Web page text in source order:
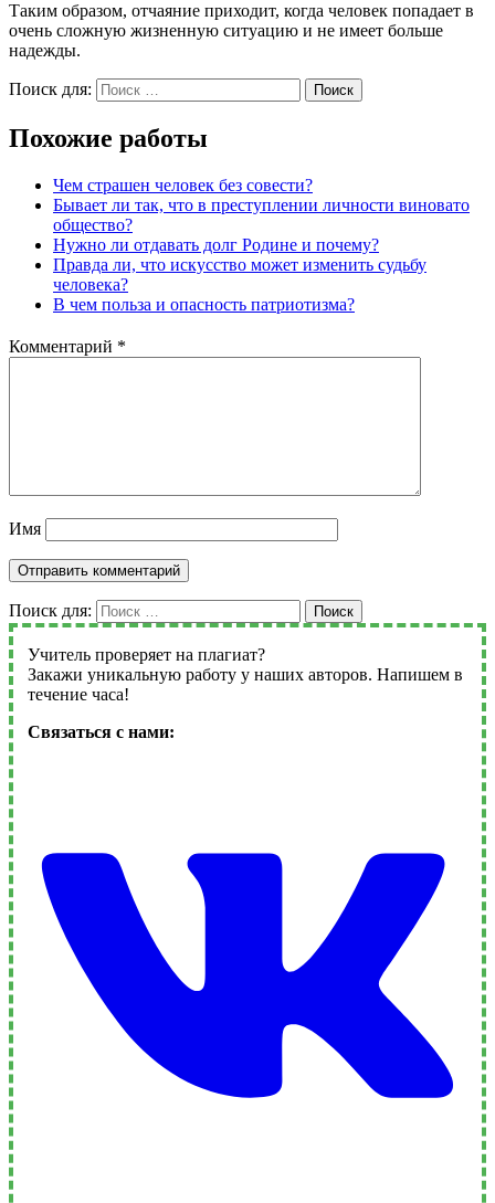
Таким образом, отчаяние приходит, когда человек попадает в
очень сложную жизненную ситуацию и не имеет больше
надежды.
Поиск для: Поиск
Похожие работы
Чем страшен человек без совести?
Бывает ли так, что в преступлении личности виновато
общество?
Нужно ли отдавать долг Родине и почему?
Правда ли, что искусство может изменить судьбу
человека?
В чем польза и опасность патриотизма?
Комментарий *
Имя
Поиск для: Поиск
Учитель проверяет на плагиат?
Закажи уникальную работу у наших авторов. Напишем в
течение часа!
Связаться с нами: